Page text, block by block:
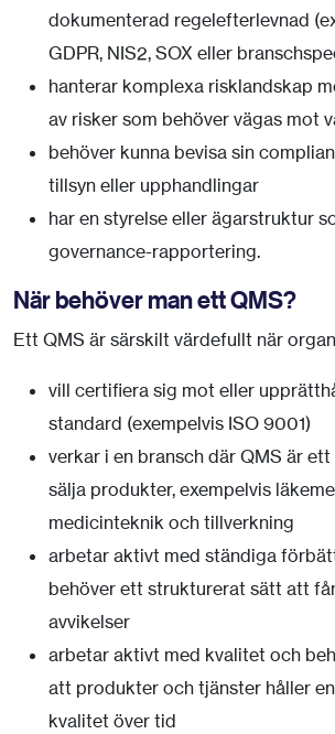
dokumenterad regelefterlevnad
GDPR, NIS2, SOX eller
hanterar komplexa risklandskap
av risker som behöver vägas mot
behöver kunna bevisa sin
tillsyn eller upphandlingar
har en styrelse eller ägarstruktur
governance-rapportering.
När behöver man ett QMS?
Ett QMS är särskilt värdefullt när
vill certifiera sig mot eller
standard (exempelvis ISO 9001)
verkar i en bransch där QMS är
sälja produkter, exempelvis
medicinteknik och tillverkning
arbetar aktivt med ständiga
behöver ett strukturerat sätt att
avvikelser
arbetar aktivt med kvalitet och
att produkter och tjänster håller
kvalitet över tid